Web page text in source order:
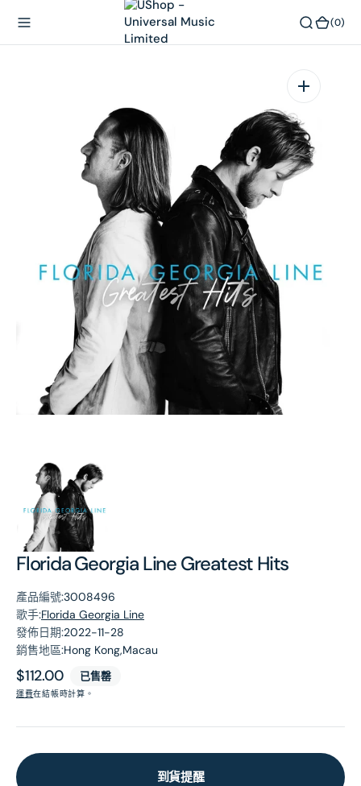
(0)
Florida Georgia Line Greatest Hits
產品編號:3008496
歌手:Florida Georgia Line
發佈日期:2022-11-28
銷售地區:Hong Kong,Macau
原
價
$112.00 已售罄
運費在結帳時計算。
到貨提醒
在
相
簿
開
張